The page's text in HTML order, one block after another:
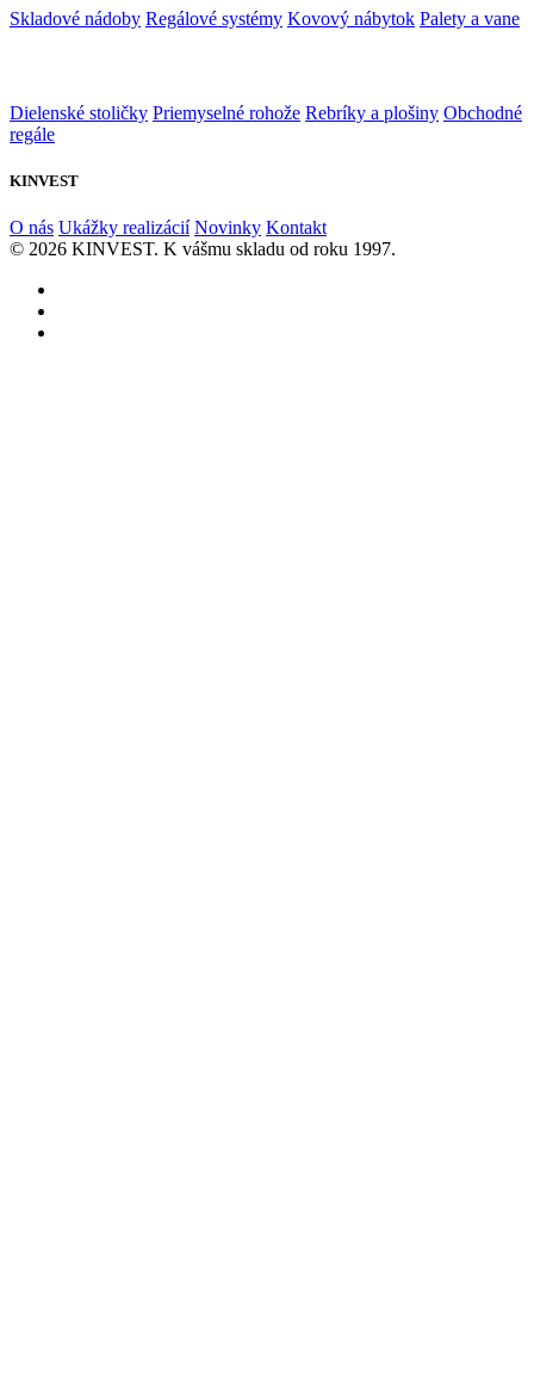
Skladové nádoby Regálové systémy Kovový nábytok Palety a vane
Dielenské stoličky Priemyselné rohože Rebríky a plošiny Obchodné
regále
KINVEST
O nás Ukážky realizácií Novinky Kontakt
© 2026 KINVEST. K vášmu skladu od roku 1997.